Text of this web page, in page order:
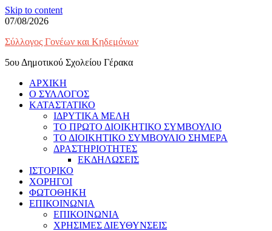
Skip to content
07/08/2026
Σύλλογος Γονέων και Κηδεμόνων
5ου Δημοτικού Σχολείου Γέρακα
ΑΡΧΙΚΗ
Ο ΣΥΛΛΟΓΟΣ
ΚΑΤΑΣΤΑΤΙΚΟ
ΙΔΡΥΤΙΚΑ ΜΕΛΗ
ΤΟ ΠΡΩΤΟ ΔΙΟΙΚΗΤΙΚΟ ΣΥΜΒΟΥΛΙΟ
ΤΟ ΔΙΟΙΚΗΤΙΚΟ ΣΥΜΒΟΥΛΙΟ ΣΗΜΕΡΑ
ΔΡΑΣΤΗΡΙΟΤΗΤΕΣ
ΕΚΔΗΛΩΣΕΙΣ
ΙΣΤΟΡΙΚΟ
ΧΟΡΗΓΟΙ
ΦΩΤΟΘΗΚΗ
ΕΠΙΚΟΙΝΩΝΙΑ
ΕΠΙΚΟΙΝΩΝΙΑ
ΧΡΗΣΙΜΕΣ ΔΙΕΥΘΥΝΣΕΙΣ